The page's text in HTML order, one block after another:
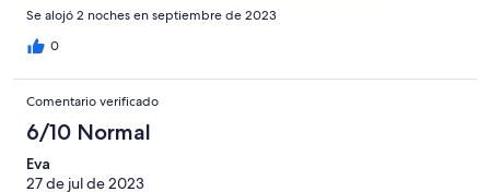
Se alojó 2 noches en septiembre de 2023
0
Comentario verificado
6/10 Normal
Eva
27 de jul de 2023